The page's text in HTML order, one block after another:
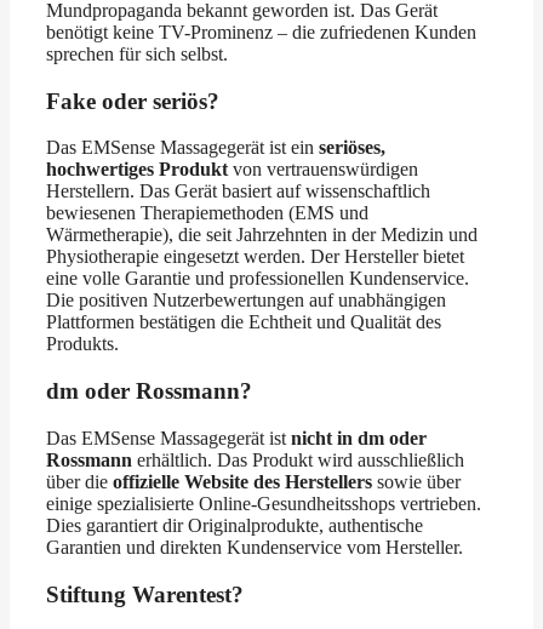
Mundpropaganda bekannt geworden ist. Das Gerät
benötigt keine TV-Prominenz – die zufriedenen Kunden
sprechen für sich selbst.
Fake oder seriös?
Das EMSense Massagegerät ist ein seriöses,
hochwertiges Produktvon vertrauenswürdigen
Herstellern. Das Gerät basiert auf wissenschaftlich
bewiesenen Therapiemethoden (EMS und
Wärmetherapie), die seit Jahrzehnten in der Medizin und
Physiotherapie eingesetzt werden. Der Hersteller bietet
eine volle Garantie und professionellen Kundenservice.
Die positiven Nutzerbewertungen auf unabhängigen
Plattformen bestätigen die Echtheit und Qualität des
Produkts.
dm oder Rossmann?
Das EMSense Massagegerät ist nicht in dm oder
Rossmann erhältlich. Das Produkt wird ausschließlich
über die offizielle Website des Herstellers sowie über
einige spezialisierte Online-Gesundheitsshops vertrieben.
Dies garantiert dir Originalprodukte, authentische
Garantien und direkten Kundenservice vom Hersteller.
Stiftung Warentest?